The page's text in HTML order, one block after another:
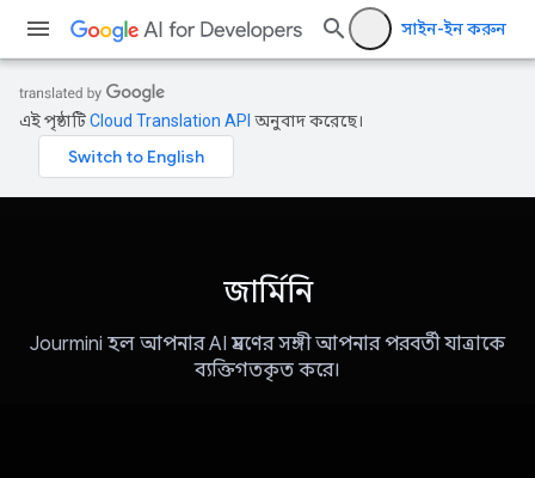
সাইন-ইন করুন
এই পৃষ্ঠাটিCloud Translation API অনুবাদ করেছে।
জার্মিনি
Jourmini হল আপনার AI ভ্রমণের সঙ্গী আপনার পরবর্তী যাত্রাকে
ব্যক্তিগতকৃত করে।